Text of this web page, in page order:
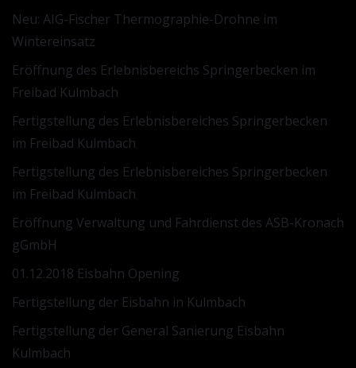
Neu: AIG-Fischer Thermographie-Drohne im
Wintereinsatz
Eröffnung des Erlebnisbereichs Springerbecken im
Freibad Kulmbach
Fertigstellung des Erlebnisbereiches Springerbecken
im Freibad Kulmbach
Fertigstellung des Erlebnisbereiches Springerbecken
im Freibad Kulmbach
Eröffnung Verwaltung und Fahrdienst des ASB-Kronach
gGmbH
01.12.2018 Eisbahn Opening
Fertigstellung der Eisbahn in Kulmbach
Fertigstellung der General Sanierung Eisbahn
Kulmbach